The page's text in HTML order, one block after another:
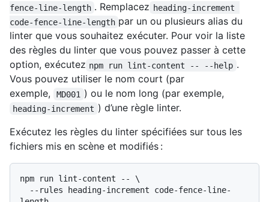
fence-line-length . Remplacez heading-increment
code-fence-line-length par un ou plusieurs alias du
linter que vous souhaitez exécuter. Pour voir la liste
des règles du linter que vous pouvez passer à cette
option, exécutez npm run lint-content -- --help .
Vous pouvez utiliser le nom court (par
exemple,
MD001 ) ou le nom long (par exemple,
heading-increment ) d’une règle linter.
Exécutez les règles du linter spécifiées sur tous les
fichiers mis en scène et modifiés :
npm run lint-content -- \